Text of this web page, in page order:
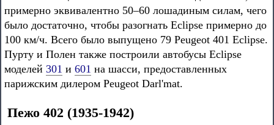
примерно эквивалентно 50–60 лошадиным силам, чего
было достаточно, чтобы разогнать Eclipse примерно до
100 км/ч. Всего было выпущено 79 Peugeot 401 Eclipse.
Пурту и Полен также построили автобусы Eclipse
моделей 301 и 601 на шасси, предоставленных
парижским дилером Peugeot Darl'mat.
Пежо 402 (1935-1942)